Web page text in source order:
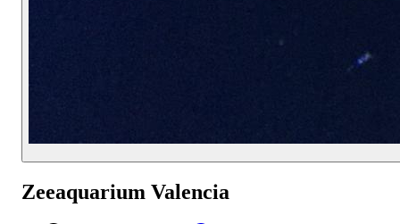
Zeeaquarium Valencia